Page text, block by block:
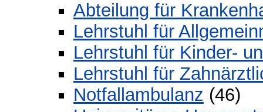
Abteilung für
Lehrstuhl für
Lehrstuhl für Kinder-
Lehrstuhl für
Notfallambulanz (46)